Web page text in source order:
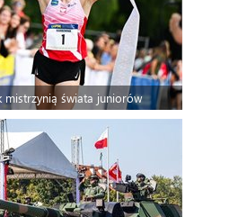
mistrzynią świata juniorów